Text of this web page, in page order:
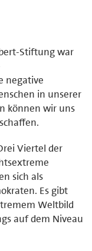
Stiftung war
negative
in unserer
können wir uns
Viertel der
sich als
Es gibt
Weltbild
auf dem Niveau